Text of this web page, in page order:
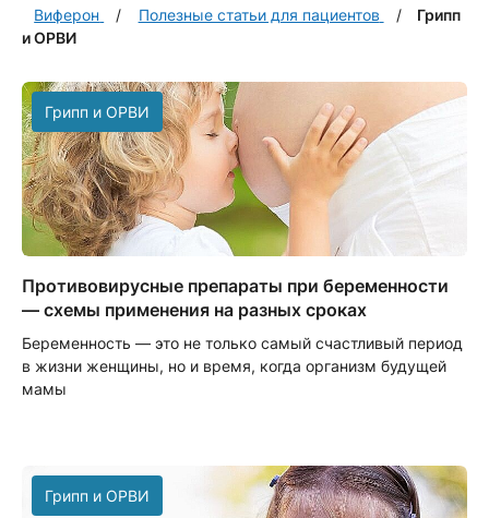
Виферон Полезные статьи для пациентов
Грипп
и ОРВИ
Грипп и ОРВИ
Противовирусные препараты при беременности
— схемы применения на разных сроках
Беременность — это не только самый счастливый период
в жизни женщины, но и время, когда организм будущей
мамы
Грипп и ОРВИ